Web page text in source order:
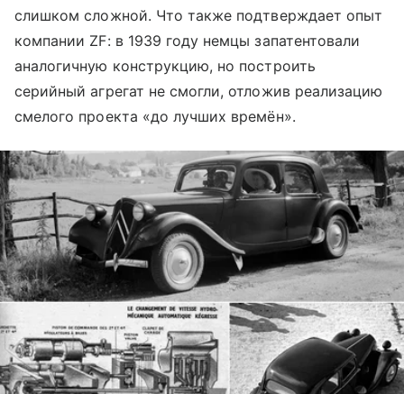
слишком сложной. Что также подтверждает опыт
компании ZF: в 1939 году немцы запатентовали
аналогичную конструкцию, но построить
серийный агрегат не смогли, отложив реализацию
смелого проекта «до лучших времён».